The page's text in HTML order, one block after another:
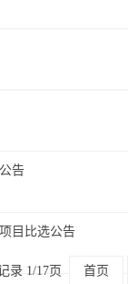
告
目比选公告
录 1/17页
首页